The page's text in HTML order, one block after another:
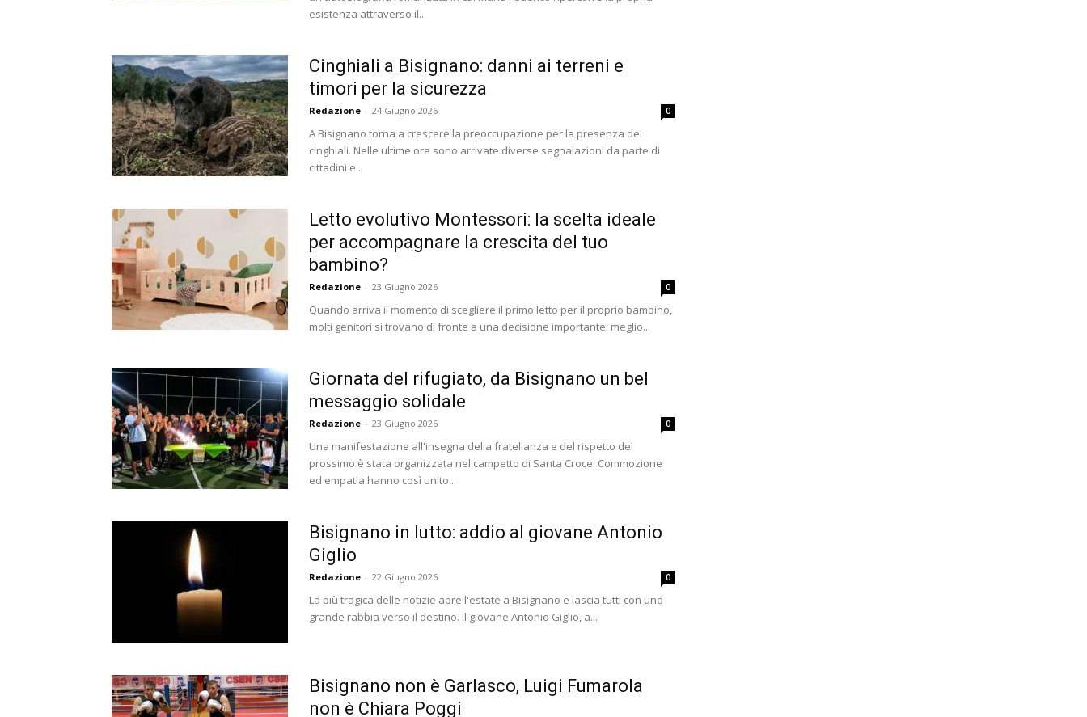
esistenza attraverso il...
Cinghiali a Bisignano: danni ai terreni e
timori per la sicurezza
Redazione - 24 Giugno 2026 0
A Bisignano torna a crescere la preoccupazione per la presenza dei
cinghiali. Nelle ultime ore sono arrivate diverse segnalazioni da parte di
cittadini e...
Letto evolutivo Montessori: la scelta ideale
per accompagnare la crescita del tuo
bambino?
Redazione - 23 Giugno 2026 0
Quando arriva il momento di scegliere il primo letto per il proprio bambino,
molti genitori si trovano di fronte a una decisione importante: meglio...
Giornata del rifugiato, da Bisignano un bel
messaggio solidale
Redazione - 23 Giugno 2026 0
Una manifestazione all'insegna della fratellanza e del rispetto del
prossimo è stata organizzata nel campetto di Santa Croce. Commozione
ed empatia hanno così unito...
Bisignano in lutto: addio al giovane Antonio
Giglio
Redazione - 22 Giugno 2026 0
La più tragica delle notizie apre l'estate a Bisignano e lascia tutti con una
grande rabbia verso il destino. Il giovane Antonio Giglio, a...
Bisignano non è Garlasco, Luigi Fumarola
non è Chiara Poggi